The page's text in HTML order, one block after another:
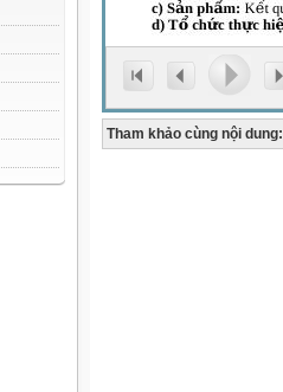
Tham khảo cùng nội dung: